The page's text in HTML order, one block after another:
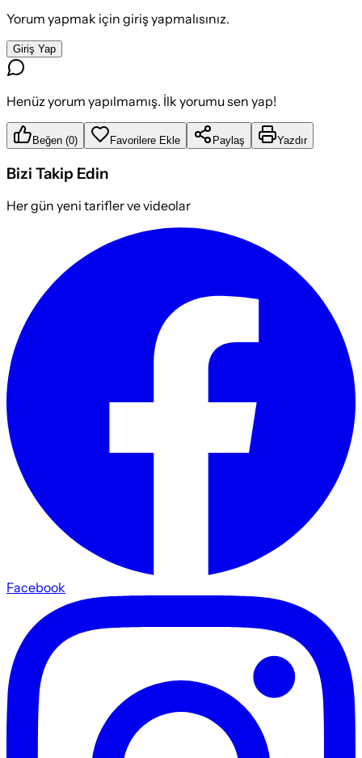
Yorum yapmak için giriş yapmalısınız.
Giriş Yap
Henüz yorum yapılmamış. İlk yorumu sen yap!
Beğen (0) Favorilere Ekle Paylaş Yazdır
Bizi Takip Edin
Her gün yeni tarifler ve videolar
Facebook